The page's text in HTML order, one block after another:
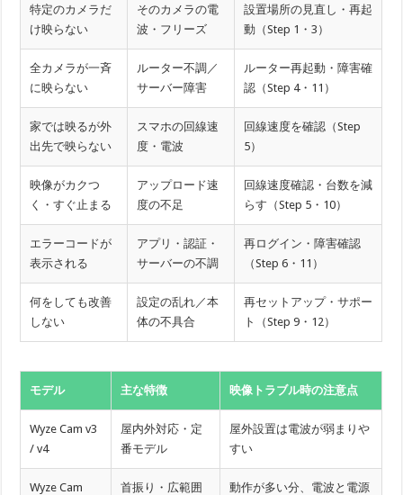
特定のカメラだ
け映らない
そのカメラの電
波・フリーズ
設置場所の見直し・再起
動（Step 1・3）
全カメラが一斉
に映らない
ルーター不調／
サーバー障害
ルーター再起動・障害確
認（Step 4・11）
家では映るが外
出先で映らない
スマホの回線速
度・電波
回線速度を確認（Step
5）
映像がカクつ
く・すぐ止まる
アップロード速
度の不足
回線速度確認・台数を減
らす（Step 5・10）
エラーコードが
表示される
アプリ・認証・
サーバーの不調
再ログイン・障害確認
（Step 6・11）
何をしても改善
しない
設定の乱れ／本
体の不具合
再セットアップ・サポー
ト（Step 9・12）
モデル 主な特徴 映像トラブル時の注意点
Wyze Cam v3
/ v4
屋内外対応・定
番モデル
屋外設置は電波が弱まりや
すい
Wyze Cam
首振り・広範囲
動作が多い分、電波と電源